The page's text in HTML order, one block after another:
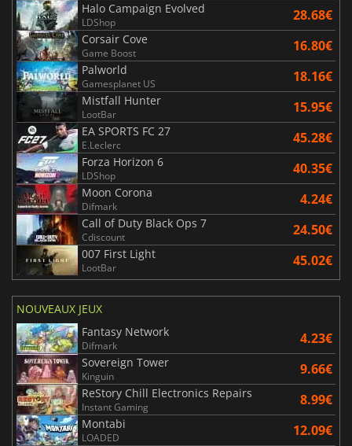
Halo Campaign Evolved
LDShop 28.68€
Corsair Cove
Game Boost 16.80€
Palworld
Gamesplanet US 18.16€
Mistfall Hunter
LootBar 15.95€
EA SPORTS FC 27
E.Leclerc 45.28€
Forza Horizon 6
LDShop 40.35€
Moon Corona
Difmark 4.24€
Call of Duty Black Ops 7
Cdiscount 24.50€
007 First Light
LootBar 45.02€
NOUVEAUX JEUX
Fantasy Network
Difmark 4.23€
Sovereign Tower
Kinguin 9.66€
ReStory Chill Electronics Repairs
Instant Gaming 8.99€
Montabi
LOADED 12.09€